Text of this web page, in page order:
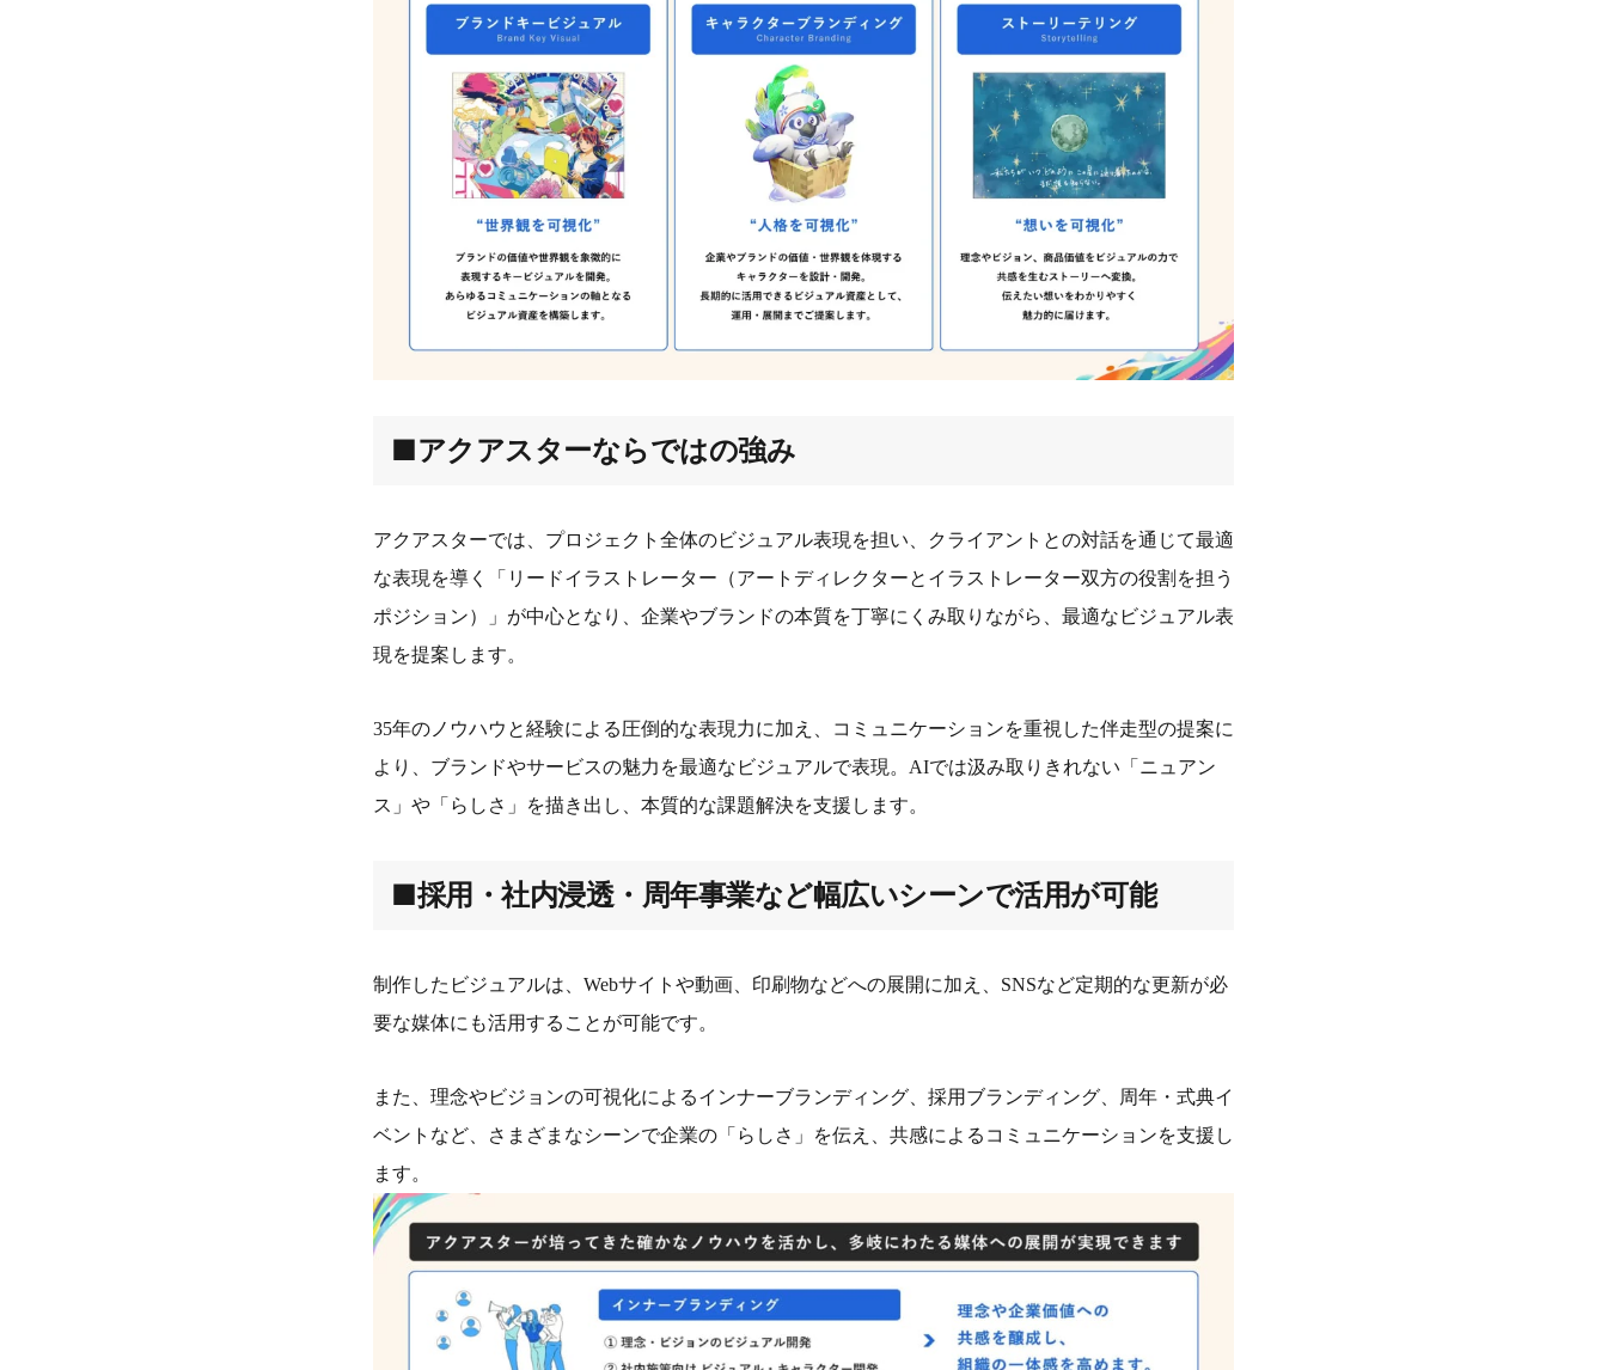
■アクアスターならではの強み
アクアスターでは、プロジェクト全体のビジュアル表現を担い、クライアントとの対話を通じて最適
な表現を導く「リードイラストレーター（アートディレクターとイラストレーター双方の役割を担う
ポジション）」が中心となり、企業やブランドの本質を丁寧にくみ取りながら、最適なビジュアル表
現を提案します。
35年のノウハウと経験による圧倒的な表現力に加え、コミュニケーションを重視した伴走型の提案に
より、ブランドやサービスの魅力を最適なビジュアルで表現。AIでは汲み取りきれない「ニュアン
ス」や「らしさ」を描き出し、本質的な課題解決を支援します。
■採用・社内浸透・周年事業など幅広いシーンで活用が可能
制作したビジュアルは、Webサイトや動画、印刷物などへの展開に加え、SNSなど定期的な更新が必
要な媒体にも活用することが可能です。
また、理念やビジョンの可視化によるインナーブランディング、採用ブランディング、周年・式典イ
ベントなど、さまざまなシーンで企業の「らしさ」を伝え、共感によるコミュニケーションを支援し
ます。